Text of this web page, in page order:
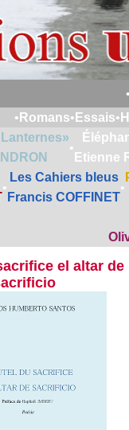
•
• Romans• Essais•
•
Etienne
•
Les Cahiers bleus
Francis COFFINET
•
el altar de